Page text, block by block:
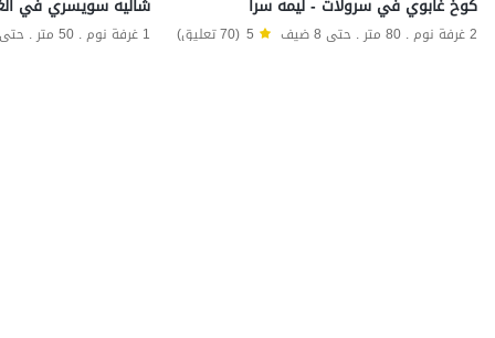
كوخ غابوي في سرولات - ليمه سرا
2 غرفة نوم . 80 متر . حتى 8 ضيف 5 (70 تعليق) 1 غرفة نوم . 50 متر . حتى 3 ضيف